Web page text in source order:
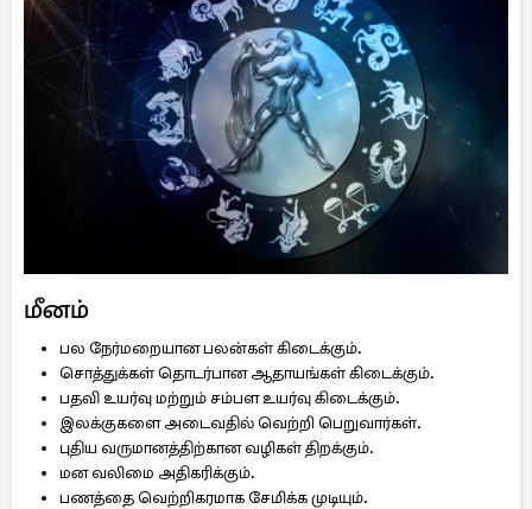
மீனம்
பல நேர்மறையான பலன்கள் கிடைக்கும்.
சொத்துக்கள் தொடர்பான ஆதாயங்கள் கிடைக்கும்.
பதவி உயர்வு மற்றும் சம்பள உயர்வு கிடைக்கும்.
இலக்குகளை அடைவதில் வெற்றி பெறுவார்கள்.
புதிய வருமானத்திற்கான வழிகள் திறக்கும்.
மன வலிமை அதிகரிக்கும்.
பணத்தை வெற்றிகரமாக சேமிக்க முடியும்.